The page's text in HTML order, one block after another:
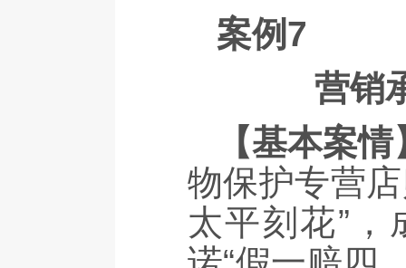
案例7
营销
【基本案情
物保护专营
太平刻花”